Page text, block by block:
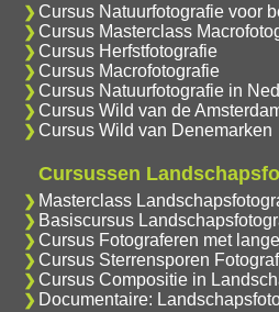
Cursus Natuurfotografie voor
Cursus Masterclass
Cursus Herfstfotografie
Cursus Macrofotografie
Cursus Natuurfotografie in
Cursus Wild van de
Cursus Wild van Denemarken
Cursussen
Masterclass
Basiscursus
Cursus Fotograferen met
Cursus Sterrensporen
Cursus Compositie in
Documentaire: